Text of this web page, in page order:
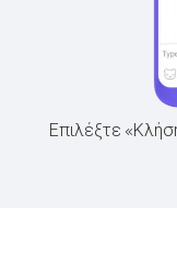
Επιλέξτε